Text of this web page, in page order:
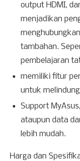
output HDMI,
menjadikan
tambahan.
pembelajaran
memiliki fitur
untuk
Support
ataupun data
lebih mudah.
Harga dan